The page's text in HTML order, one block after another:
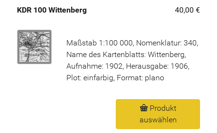
KDR 100 Wittenberg 40,00 €
Maßstab 1:100 000, Nomenklatur: 340,
Name des Kartenblatts: Wittenberg,
Aufnahme: 1902, Herausgabe: 1906,
Plot: einfarbig, Format: plano
Produkt
auswählen